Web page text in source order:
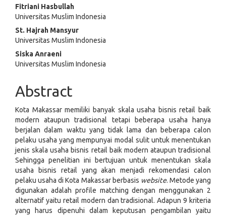
Main
Article
Content
Fitriani Hasbullah
Universitas Muslim Indonesia
St. Hajrah Mansyur
Universitas Muslim Indonesia
Siska Anraeni
Universitas Muslim Indonesia
Abstract
Kota Makassar memiliki banyak skala usaha bisnis retail baik
modern ataupun tradisional tetapi beberapa usaha hanya
berjalan dalam waktu yang tidak lama dan beberapa calon
pelaku usaha yang mempunyai modal sulit untuk menentukan
jenis skala usaha bisnis retail baik modern ataupun tradisional
Sehingga penelitian ini bertujuan untuk menentukan skala
usaha bisnis retail yang akan menjadi rekomendasi calon
pelaku usaha di Kota Makassar berbasis website. Metode yang
digunakan adalah profile matching dengan menggunakan 2
alternatif yaitu retail modern dan tradisional. Adapun 9 kriteria
yang harus dipenuhi dalam keputusan pengambilan yaitu